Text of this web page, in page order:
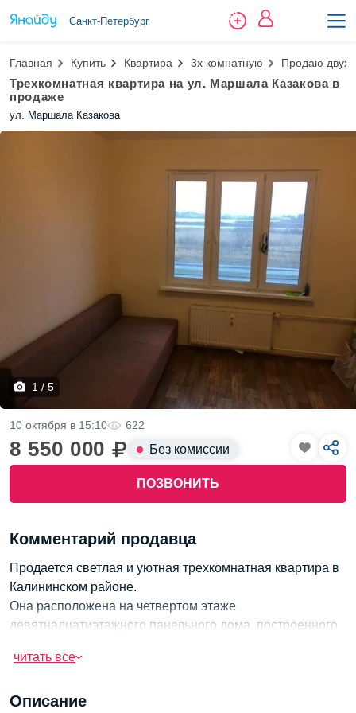
Санкт-Петербург
Главная Купить Квартира 3х комнатную Продаю
Трехкомнатная квартира на ул. Маршала Казакова в
продаже
ул. Маршала Казакова
1 / 5
8 550 000 Без комиссии
ПОЗВОНИТЬ
10 октября в 15:10 622
Описание
Комментарий продавца
Продается светлая и уютная трехкомнатная квартира в
Калининском районе.
Она расположена на четвертом этаже
девятнадцатиэтажного панельного дома, построенного
Площадь квартиры составляет 74 квадратных метра, а
солнечным светом.
читать все